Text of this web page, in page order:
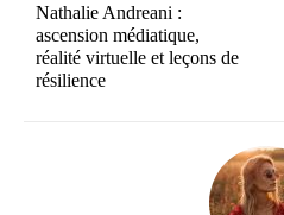
Nathalie Andreani :
ascension médiatique,
réalité virtuelle et leçons de
résilience